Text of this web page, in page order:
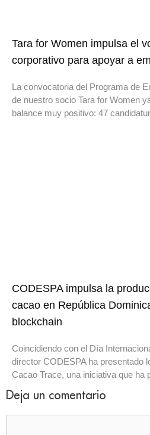
Tara for Women impulsa el
corporativo para apoyar a
La convocatoria del Programa de
de nuestro socio Tara for Women
balance muy positivo: 47
CODESPA impulsa la
cacao en República
blockchain
Coincidiendo con el Día
director CODESPA ha presentado
Cacao Trace, una iniciativa que ha
Deja un comentario